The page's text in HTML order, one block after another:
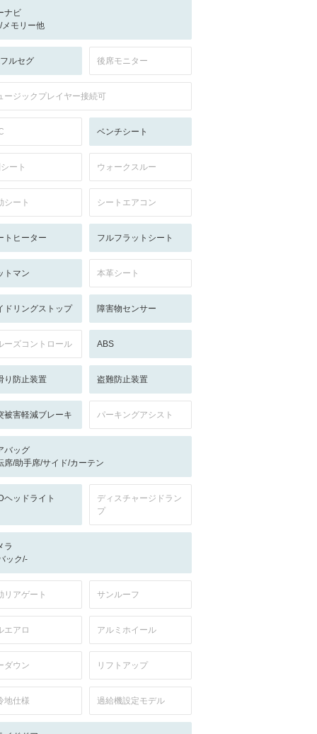
ナビ
メモリー他
ルセグ 後席モニター
ージックプレイヤー接続可
ベンチシート
ート ウォークスルー
シート シートエアコン
トヒーター フルフラットシート
トマン 本革シート
ドリングストップ 障害物センサー
ーズコントロール ABS
り防止装置 盗難防止装置
被害軽減ブレーキ パーキングアシスト
バッグ
席/助手席/サイド/カーテン
ヘッドライト
ディスチャージドラン
プ
ラ
ック/-
リアゲート サンルーフ
エアロ アルミホイール
ダウン リフトアップ
地仕様 過給機設定モデル